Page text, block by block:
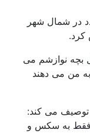
در شمال شهر
کرد.
بچه نوازشم می
شب به من می دهند
توصیف می کند:
فقط به سکس و